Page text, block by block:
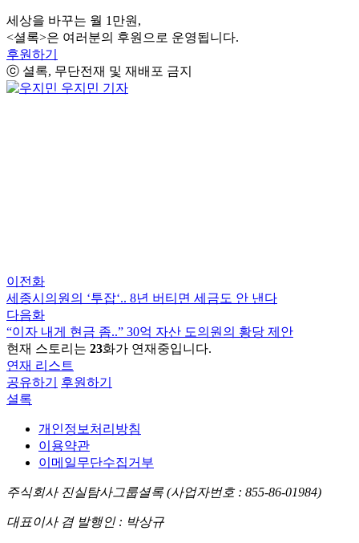
세상을 바꾸는 월 1만원,
<셜록>은 여러분의 후원으로 운영됩니다.
후원하기
ⓒ 셜록, 무단전재 및 재배포 금지
우지민 기자
이전화
세종시의원의 ‘투잡‘.. 8년 버티면 세금도 안 낸다
다음화
“이자 내게 현금 좀..” 30억 자산 도의원의 황당 제안
현재 스토리는 23화가 연재중입니다.
연재 리스트
공유하기
후원하기
셜록
개인정보처리방침
이용약관
이메일무단수집거부
주식회사 진실탐사그룹셜록 (사업자번호 : 855-86-01984)
대표이사 겸 발행인 : 박상규